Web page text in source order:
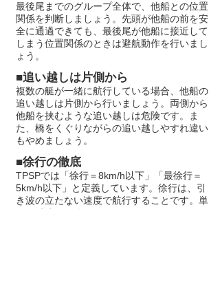
最後尾までのグループ全体で、他船との位置
関係を判断しましょう。先頭が他船の前を安
全に通過できても、最後尾が他船に接近して
しまう位置関係のときは避航動作を行いまし
ょう。
■追い越しは片側から
複数の艇が一緒に航行している場合、他船の
追い越しは片側から行いましょう。両側から
他船を挟むような追い越しは危険です。ま
た、橋をくぐりながらの追い越しやすれ違い
もやめましょう。
■徐行の徹底
TPSPでは「徐行＝8km/h以下」「最徐行＝
5km/h以下」と定義しています。徐行は、引
き波の立たない速度で航行することです。単